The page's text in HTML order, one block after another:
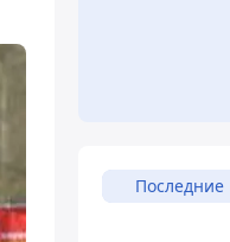
Последние